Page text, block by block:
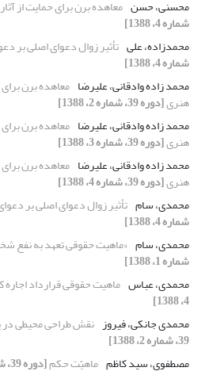
محسنی، حسن معاهده برن برای حمایت از
شماره 4، 1388]
محمدزاده، علی تأثیر زوال دعوای اصلی بر
شماره 4، 1388]
محمد زاده وادقانی، علیرضا معاهده برن برای
هنری[دوره 39، شماره 2، 1388]
محمد زاده وادقانی، علیرضا معاهده برن برای
هنری[دوره 39، شماره 3، 1388]
محمد زاده وادقانی، علیرضا معاهده برن برای
هنری[دوره 39، شماره 4، 1388]
محمدی، سام تأثیر زوال دعوای اصلی بر
شماره 4، 1388]
محمدی، سام «ماهیت حقوقی تعهد به نفع
شماره 1، 1388]
محمدی، عباس ماهیت حقوقی قرارداد
4، 1388]
محمدی جانکی، فیروز نقش طراحی محیطی در
39، شماره 2، 1388]
مصطفوی، سید کاظم ماهیّت حکم[دوره 39، شماره 1، 1388]